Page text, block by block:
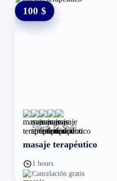
100 $
Sharm El-Sheij
masaje terapéutico
1 hours
Cancelación gratis